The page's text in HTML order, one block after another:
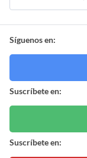
Síguenos en:
Suscríbete en:
Suscríbete en: